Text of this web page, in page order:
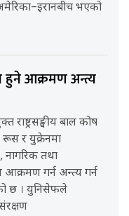
भएको
हुने आक्रमण अन्त्य
राष्ट्रसङ्घीय बाल कोष
र युक्रेनमा
नागरिक तथा
आक्रमण गर्न अन्त्य गर्न
छ । युनिसेफले